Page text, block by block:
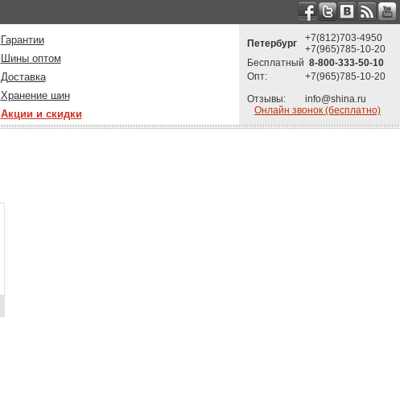
Гарантии
Шины оптом
Доставка
Хранение шин
Акции и скидки
Петербург
+7(812)703-4950
+7(965)785-10-20
Бесплатный 8-800-333-50-10
Опт:
+7(965)785-10-20
Отзывы:
info@shina.ru
Онлайн звонок (бесплатно)